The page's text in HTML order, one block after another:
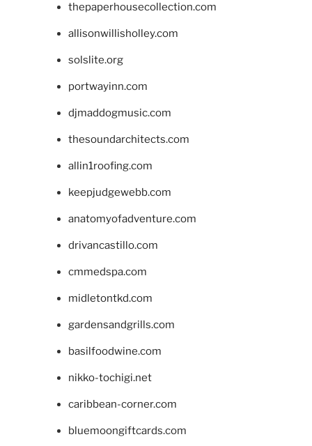
thepaperhousecollection.com
allisonwillisholley.com
solslite.org
portwayinn.com
djmaddogmusic.com
thesoundarchitects.com
allin1roofing.com
keepjudgewebb.com
anatomyofadventure.com
drivancastillo.com
cmmedspa.com
midletontkd.com
gardensandgrills.com
basilfoodwine.com
nikko-tochigi.net
caribbean-corner.com
bluemoongiftcards.com